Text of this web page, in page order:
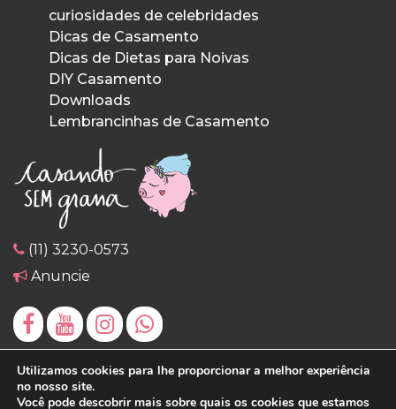
curiosidades de celebridades
Dicas de Casamento
Dicas de Dietas para Noivas
DIY Casamento
Downloads
Lembrancinhas de Casamento
(11) 3230-0573
Anuncie
Utilizamos cookies para lhe proporcionar a melhor experiência
no nosso site.
Você pode descobrir mais sobre quais os cookies que estamos